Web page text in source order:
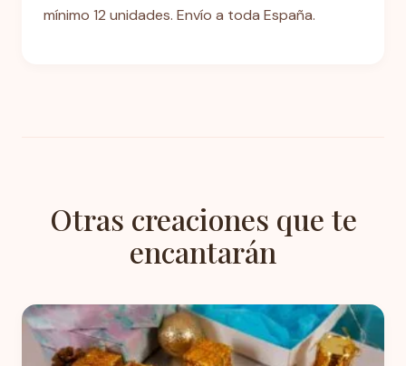
mínimo 12 unidades. Envío a toda España.
Otras creaciones que te
encantarán